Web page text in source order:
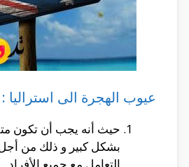
عيوب الهجرة الى استراليا :
حيث أنه يجب أن تكون
بشكل كبير و ذلك من
التعامل مع جميع الأفراد.